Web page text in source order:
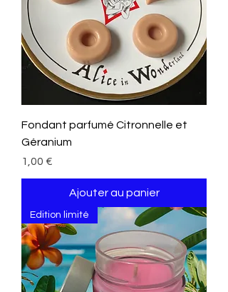
Fondant parfumé Citronnelle et
Géranium
Prix
1,00 €
Ajouter au panier
Edition limité